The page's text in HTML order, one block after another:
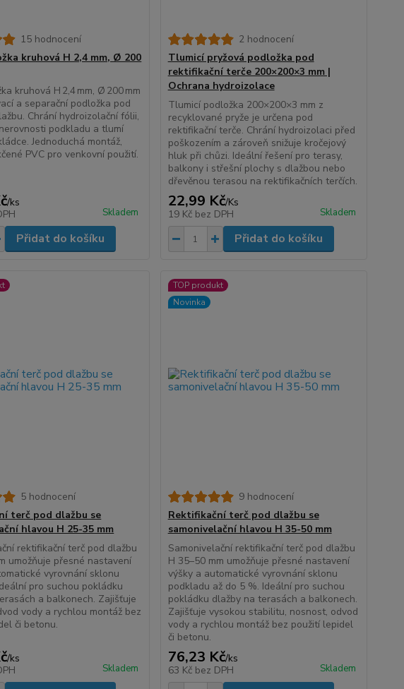
15 hodnocení
kruhová H 2,4 mm, Ø 200
kruhová H 2,4 mm, Ø 200 mm
a separační podložka pod
Chrání hydroizolační fólii,
podkladu a tlumí
Jednoduchá montáž,
PVC pro venkovní použití.
/ks
Skladem
Přidat do košíku
2 hodnocení
Tlumicí pryžová podložka pod
rektifikační terče 200×200×3 mm |
Ochrana hydroizolace
Tlumicí podložka 200×200×3 mm z
recyklované pryže je určena pod
rektifikační terče. Chrání hydroizolaci před
poškozením a zároveň snižuje kročejový
hluk při chůzi. Ideální řešení pro terasy,
balkony i střešní plochy s dlažbou nebo
dřevěnou terasou na rektifikačních terčích.
22,99 Kč/Ks
19 Kč bez DPH Skladem
Přidat do košíku
5 hodnocení
terč pod dlažbu se
hlavou H 25-35 mm
rektifikační terč pod dlažbu
umožňuje přesné nastavení
vyrovnání sklonu
pro suchou pokládku
a balkonech. Zajišťuje
vody a rychlou montáž bez
či betonu.
/ks
Skladem
TOP produkt
Novinka
9 hodnocení
Rektifikační terč pod dlažbu se
samonivelační hlavou H 35-50 mm
Samonivelační rektifikační terč pod dlažbu
H 35–50 mm umožňuje přesné nastavení
výšky a automatické vyrovnání sklonu
podkladu až do 5 %. Ideální pro suchou
pokládku dlažby na terasách a balkonech.
Zajišťuje vysokou stabilitu, nosnost, odvod
vody a rychlou montáž bez použití lepidel
či betonu.
76,23 Kč/ks
63 Kč bez DPH Skladem